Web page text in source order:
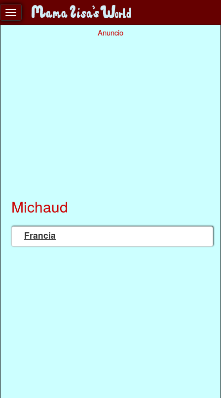
Anuncio
Michaud
Francia